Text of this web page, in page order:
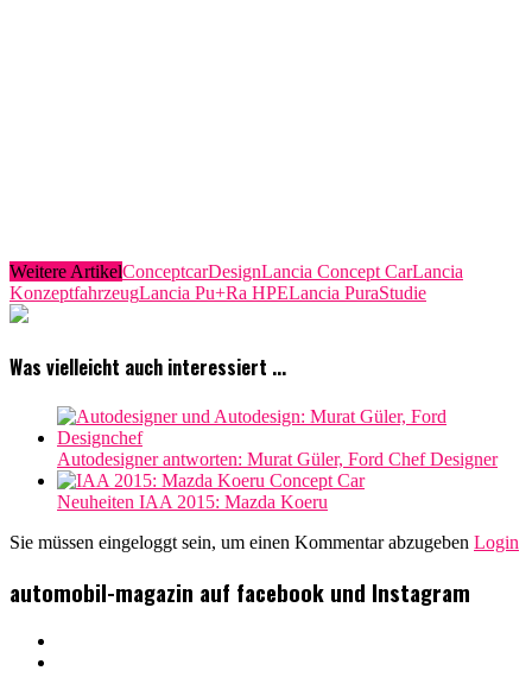
Weitere ArtikelConceptcarDesignLancia Concept CarLancia
KonzeptfahrzeugLancia Pu+Ra HPELancia PuraStudie
Was vielleicht auch interessiert ...
Autodesigner antworten: Murat Güler, Ford Chef Designer
Neuheiten IAA 2015: Mazda Koeru
Sie müssen eingeloggt sein, um einen Kommentar abzugeben Login
automobil-magazin auf facebook und Instagram